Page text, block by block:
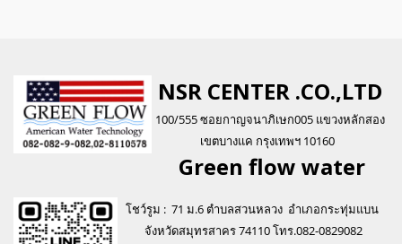
NSR CENTER .CO.,LTD
100/555 ซอยกาญจนาภิเษก005 แขวงหลักสอง
เขตบางแค กรุงเทพฯ 10160
Green flow water
โชว์รูม : 71 ม.6 ตำบลสวนหลวง อำเภอกระทุ่มแบน
จังหวัดสมุทรสาคร 74110 โทร.082-0829082